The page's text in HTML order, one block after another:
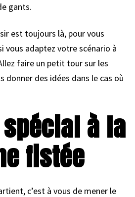
gants.
est toujours là, pour vous
vous adaptez votre scénario à
faire un petit tour sur les
donner des idées dans le cas où
à la
fistée
c’est à vous de mener le